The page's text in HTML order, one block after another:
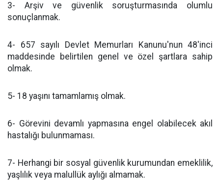
3- Arşiv ve güvenlik soruşturmasında olumlu
sonuçlanmak.
4- 657 sayılı Devlet Memurları Kanunu'nun 48'inci
maddesinde belirtilen genel ve özel şartlara sahip
olmak.
5- 18 yaşını tamamlamış olmak.
6- Görevini devamlı yapmasına engel olabilecek akıl
hastalığı bulunmaması.
7- Herhangi bir sosyal güvenlik kurumundan emeklilik,
yaşlılık veya malullük aylığı almamak.